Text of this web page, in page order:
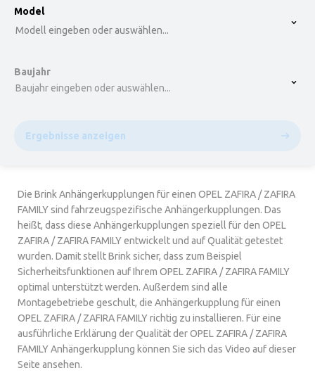
option , selected.
Model
Modell eingeben oder auswählen...
Baujahr
Baujahr eingeben oder auswählen...
Ergebnisse anzeigen
Die Brink Anhängerkupplungen für einen OPEL ZAFIRA / ZAFIRA
FAMILY sind fahrzeugspezifische Anhängerkupplungen. Das
heißt, dass diese Anhängerkupplungen speziell für den OPEL
ZAFIRA / ZAFIRA FAMILY entwickelt und auf Qualität getestet
wurden. Damit stellt Brink sicher, dass zum Beispiel
Sicherheitsfunktionen auf Ihrem OPEL ZAFIRA / ZAFIRA FAMILY
optimal unterstützt werden. Außerdem sind alle
Montagebetriebe geschult, die Anhängerkupplung für einen
OPEL ZAFIRA / ZAFIRA FAMILY richtig zu installieren. Für eine
ausführliche Erklärung der Qualität der OPEL ZAFIRA / ZAFIRA
FAMILY Anhängerkupplung können Sie sich das Video auf dieser
Seite ansehen.